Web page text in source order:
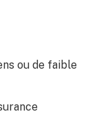
ou de faible